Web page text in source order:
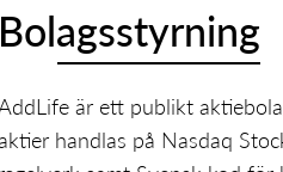
Bolagsstyrning
är ett publikt
handlas på Nasdaq